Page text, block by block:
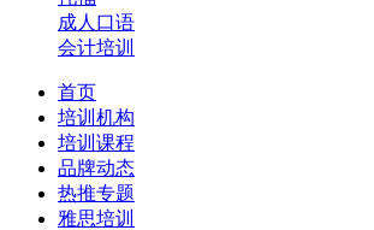
成人口语
会计培训
首页
培训机构
培训课程
品牌动态
热推专题
雅思培训